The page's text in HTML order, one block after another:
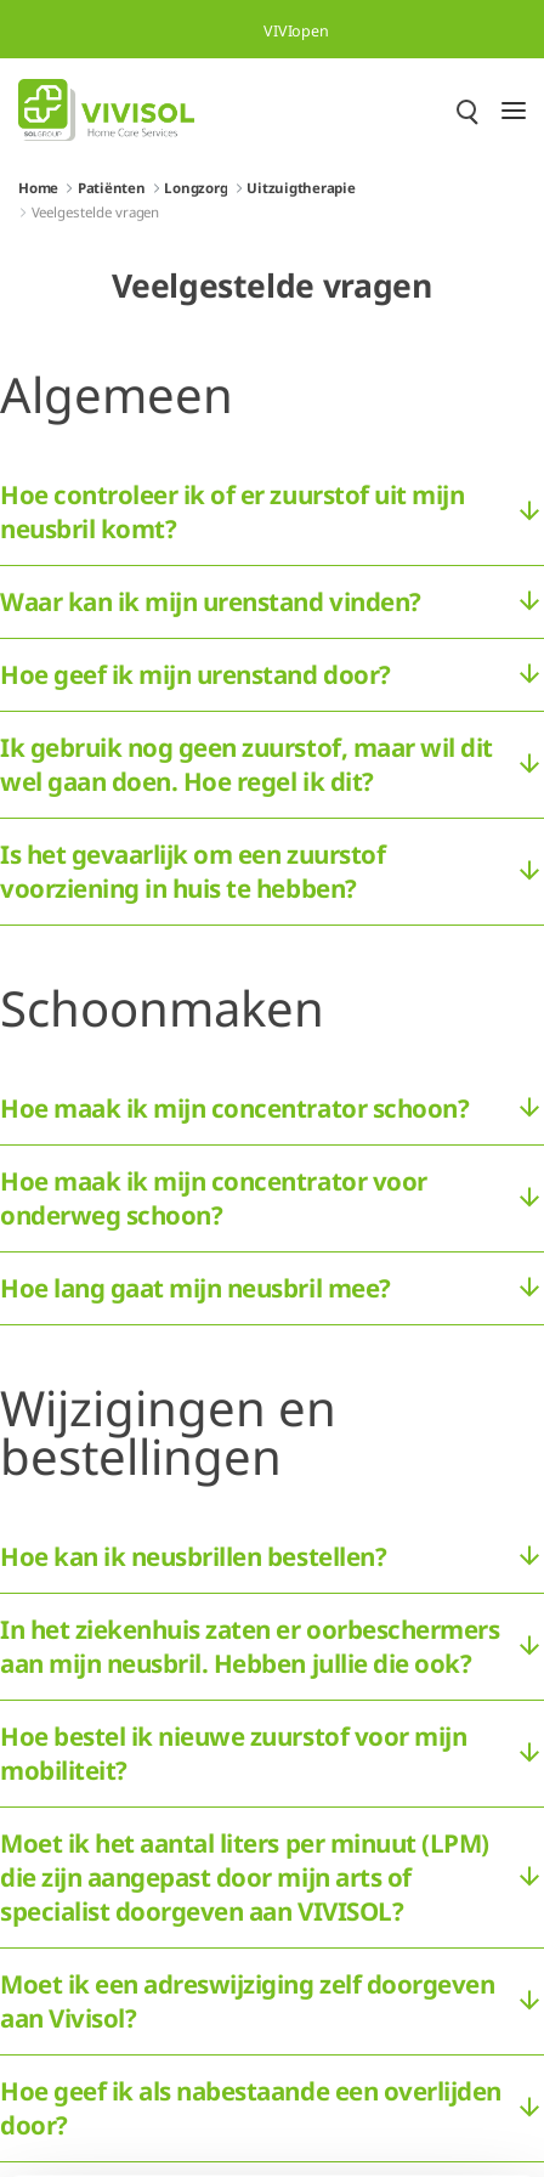
Overslaan en naar hoofdinhoud gaan
VIVIopen
Home Patiënten Longzorg
Uitzuigtherapie
Veelgestelde vragen
Veelgestelde vragen
Algemeen
Hoe controleer ik of er zuurstof uit mijn
neusbril komt?
Waar kan ik mijn urenstand vinden?
Hoe geef ik mijn urenstand door?
Ik gebruik nog geen zuurstof, maar wil dit
wel gaan doen. Hoe regel ik dit?
Is het gevaarlijk om een zuurstof
voorziening in huis te hebben?
Schoonmaken
Hoe maak ik mijn concentrator schoon?
Hoe maak ik mijn concentrator voor
onderweg schoon?
Hoe lang gaat mijn neusbril mee?
Wijzigingen en
bestellingen
Hoe kan ik neusbrillen bestellen?
In het ziekenhuis zaten er oorbeschermers
aan mijn neusbril. Hebben jullie die ook?
Hoe bestel ik nieuwe zuurstof voor mijn
mobiliteit?
Moet ik het aantal liters per minuut (LPM)
die zijn aangepast door mijn arts of
specialist doorgeven aan VIVISOL?
Moet ik een adreswijziging zelf doorgeven
aan Vivisol?
Hoe geef ik als nabestaande een overlijden
door?